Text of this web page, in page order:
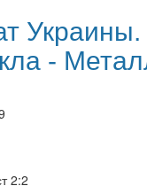
Украины.
-
2:2